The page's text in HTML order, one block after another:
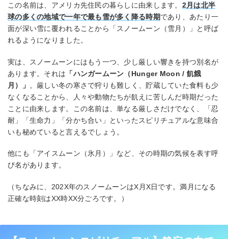
この名前は、アメリカ先住民の暮らしに由来します。 2月は北半
球の多くの地域で一年で最も雪が多く降る時期であり、あたり一
面が深い雪に覆われることから「スノームーン（雪月）」と呼ば
れるようになりました。
実は、スノームーンにはもう一つ、少し厳しい響きを持つ別名が
あります。それは 「ハンガームーン（Hunger Moon / 飢餓
月）」 。厳しい冬の寒さで狩りも難しく、貯蔵していた食料も少
なくなることから、人々や動物たちが飢えに苦しんだ時期だった
ことに由来します。この名前は、単なる厳しさだけでなく、「忍
耐」「生命力」「分かち合い」といったスピリチュアルな意味合
いも秘めていると言えるでしょう。
他にも「アイスムーン（氷月）」など、その時期の気候を表す呼
び名があります。
（ちなみに、202X年のスノームーンはX月X日です。満月になる
正確な時刻はXX時XX分ごろです。）